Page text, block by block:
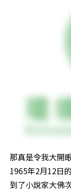
那真是令我大開
1965年2月12日
到了小說家大佛